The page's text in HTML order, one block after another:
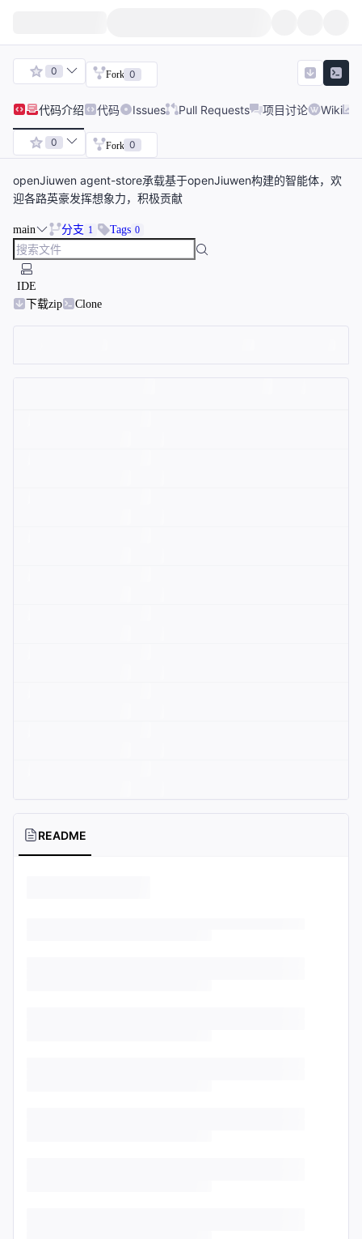
0 Fork 0
代码介绍 代码 Issues Pull Requests 项目讨论 Wiki
0 Fork 0
openJiuwen agent-store承载基于openJiuwen构建的智能体，欢
迎各路英豪发挥想象力，积极贡献
main 分支 1 Tags 0
IDE
下载zip
Clone
README